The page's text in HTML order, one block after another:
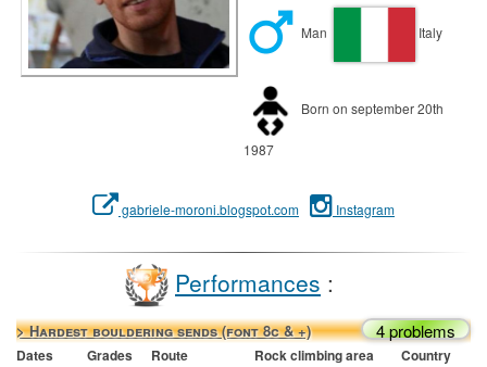
Man Italy
Born on september 20th
1987
gabriele-moroni.blogspot.com Instagram
Performances :
> Hardest bouldering sends (font 8c & +) 4 problems
Dates Grades Route Rock climbing area Country